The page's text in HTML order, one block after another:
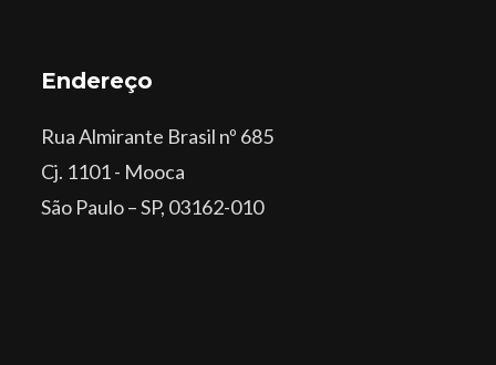
Endereço
Rua Almirante Brasil nº 685
Cj. 1101 - Mooca
São Paulo – SP, 03162-010